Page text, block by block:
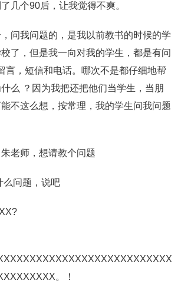
几个90后，让我觉得不爽。
问我问题的，是我以前教书的时候的学
了，但是我一向对我的学生，都是有问
言，短信和电话。哪次不是都仔细地帮
么 ？因为我把还把他们当学生，当朋
不这么想，按常理，我的学生问我问题
老师，想请教个问题
么问题，说吧
。！